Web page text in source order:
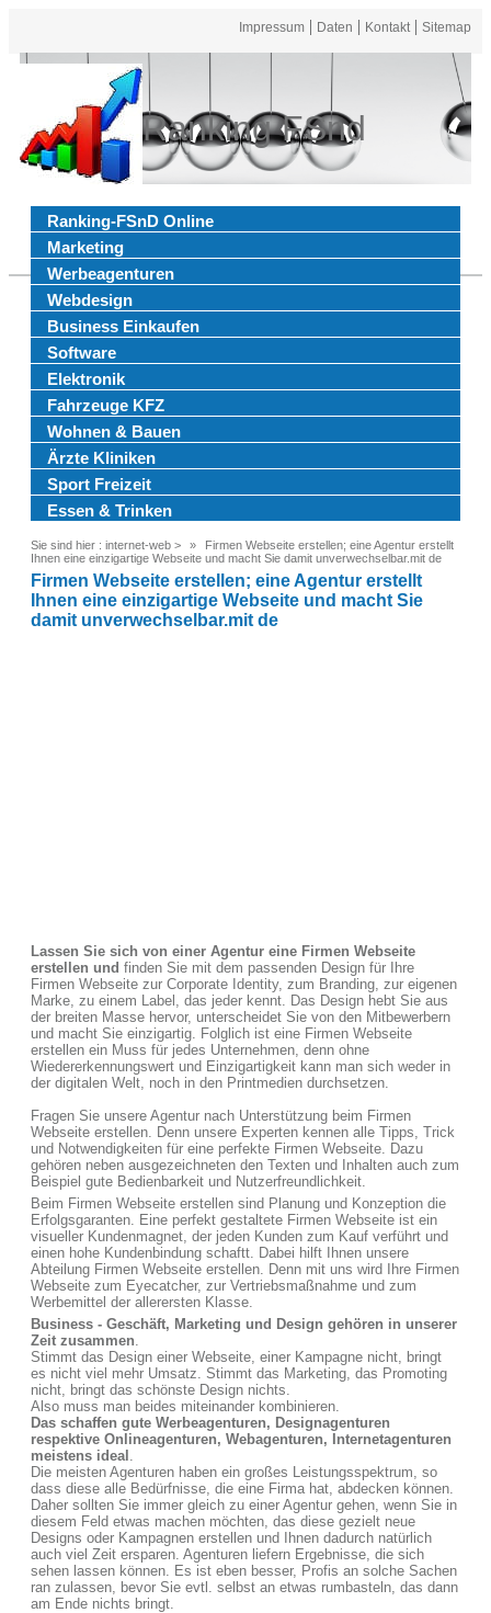
Impressum Daten Kontakt Sitemap
Ranking FSnd
Ranking-FSnD Online
Marketing
Werbeagenturen
Webdesign
Business Einkaufen
Software
Elektronik
Fahrzeuge KFZ
Wohnen & Bauen
Ärzte Kliniken
Sport Freizeit
Essen & Trinken
Sie sind hier : internet-web >
Firmen Webseite erstellen; eine Agentur erstellt
Ihnen eine einzigartige Webseite und macht Sie damit unverwechselbar.mit de
Firmen Webseite erstellen; eine Agentur erstellt
Ihnen eine einzigartige Webseite und macht Sie
damit unverwechselbar.mit de
Lassen Sie sich von einer Agentur eine Firmen Webseite
erstellen und finden Sie mit dem passenden Design für Ihre
Firmen Webseite zur Corporate Identity, zum Branding, zur eigenen
Marke, zu einem Label, das jeder kennt. Das Design hebt Sie aus
der breiten Masse hervor, unterscheidet Sie von den Mitbewerbern
und macht Sie einzigartig. Folglich ist eine Firmen Webseite
erstellen ein Muss für jedes Unternehmen, denn ohne
Wiedererkennungswert und Einzigartigkeit kann man sich weder in
der digitalen Welt, noch in den Printmedien durchsetzen.
Fragen Sie unsere Agentur nach Unterstützung beim Firmen
Webseite erstellen. Denn unsere Experten kennen alle Tipps, Trick
und Notwendigkeiten für eine perfekte Firmen Webseite. Dazu
gehören neben ausgezeichneten den Texten und Inhalten auch zum
Beispiel gute Bedienbarkeit und Nutzerfreundlichkeit.
Beim Firmen Webseite erstellen sind Planung und Konzeption die
Erfolgsgaranten. Eine perfekt gestaltete Firmen Webseite ist ein
visueller Kundenmagnet, der jeden Kunden zum Kauf verführt und
einen hohe Kundenbindung schaftt. Dabei hilft Ihnen unsere
Abteilung Firmen Webseite erstellen. Denn mit uns wird Ihre Firmen
Webseite zum Eyecatcher, zur Vertriebsmaßnahme und zum
Werbemittel der allerersten Klasse.
Business - Geschäft, Marketing und Design gehören in unserer
Zeit zusammen.
Stimmt das Design einer Webseite, einer Kampagne nicht, bringt
es nicht viel mehr Umsatz. Stimmt das Marketing, das Promoting
nicht, bringt das schönste Design nichts.
Also muss man beides miteinander kombinieren.
Das schaffen gute Werbeagenturen, Designagenturen
respektive Onlineagenturen, Webagenturen, Internetagenturen
meistens ideal .
Die meisten Agenturen haben ein großes Leistungsspektrum, so
dass diese alle Bedürfnisse, die eine Firma hat, abdecken können.
Daher sollten Sie immer gleich zu einer Agentur gehen, wenn Sie in
diesem Feld etwas machen möchten, das diese gezielt neue
Designs oder Kampagnen erstellen und Ihnen dadurch natürlich
auch viel Zeit ersparen. Agenturen liefern Ergebnisse, die sich
sehen lassen können. Es ist eben besser, Profis an solche Sachen
ran zulassen, bevor Sie evtl. selbst an etwas rumbasteln, das dann
am Ende nichts bringt.